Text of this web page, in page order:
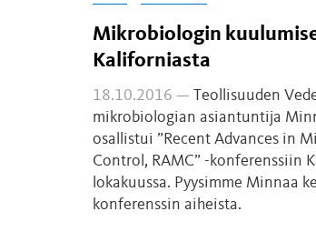
Mikrobiologin
Kaliforniasta
18.10.2016 — Teollisuuden
mikrobiologian asiantuntija
osallistui ”Recent Advances in
Control, RAMC” -konferenssiin
lokakuussa. Pyysimme Minnaa
konferenssin aiheista.